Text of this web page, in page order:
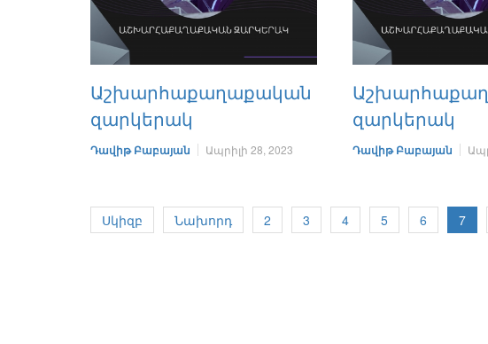
Աշխարհաքաղաքական
զարկերակ
Դավիթ Բաբայան Ապրիլի 28, 2023
զարկերակ
Դավիթ Բաբայան
Սկիզբ Նախորդ 2 3 4 5 6 7